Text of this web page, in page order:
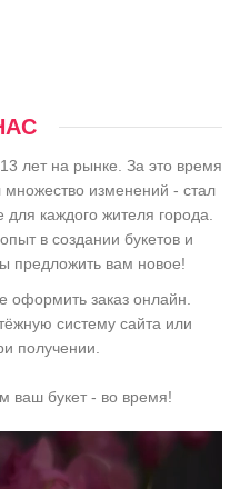
лет на рынке. За это время
множество изменений - стал
каждого жителя города.
в создании букетов и
предложить вам новое!
заказ онлайн.
систему сайта или
получении.
ваш букет - во время!